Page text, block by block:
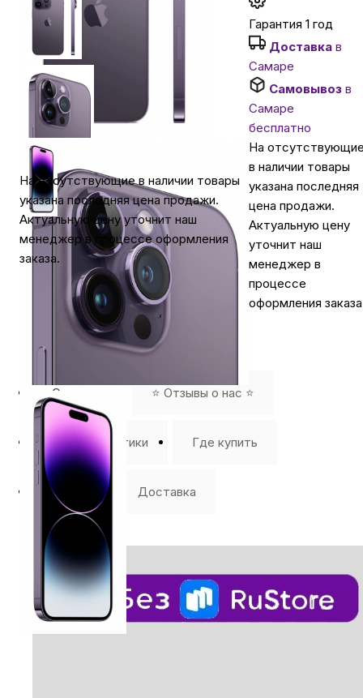
На отсутствующие в наличии товары
указана последняя цена продажи.
Актуальную цену уточнит наш
менеджер в процессе оформления
заказа.
Гарантия 1 год
Доставка в
Самаре
Самовывоз в
Самаре
бесплатно
На
в наличии товары
указана последняя
цена продажи.
Актуальную цену
уточнит наш
менеджер в
процессе
оформления
Описание ⭐️ Отзывы о нас ⭐️
Характеристики Где купить
Оплата Доставка